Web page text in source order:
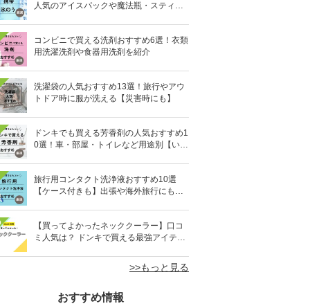
人気のアイスパックや魔法瓶・スティッ
コンビニで買える洗剤おすすめ6選！衣類
用洗濯洗剤や食器用洗剤を紹介
洗濯袋の人気おすすめ13選！旅行やアウ
トドア時に服が洗える【災害時にも】
ドンキでも買える芳香剤の人気おすすめ1
0選！車・部屋・トイレなど用途別【いい
旅行用コンタクト洗浄液おすすめ10選
【ケース付きも】出張や海外旅行にも便
【買ってよかったネッククーラー】口コ
ミ人気は？ ドンキで買える最強アイテム
>>もっと見る
おすすめ情報